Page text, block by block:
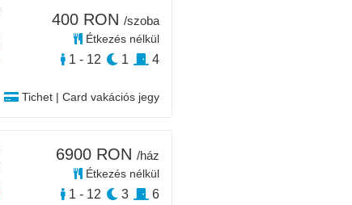
Tichet | Card vakációs jegy
400 RON /szoba
Étkezés nélkül
1 - 12 1 4
6900 RON /ház
Étkezés nélkül
1 - 12 3 6